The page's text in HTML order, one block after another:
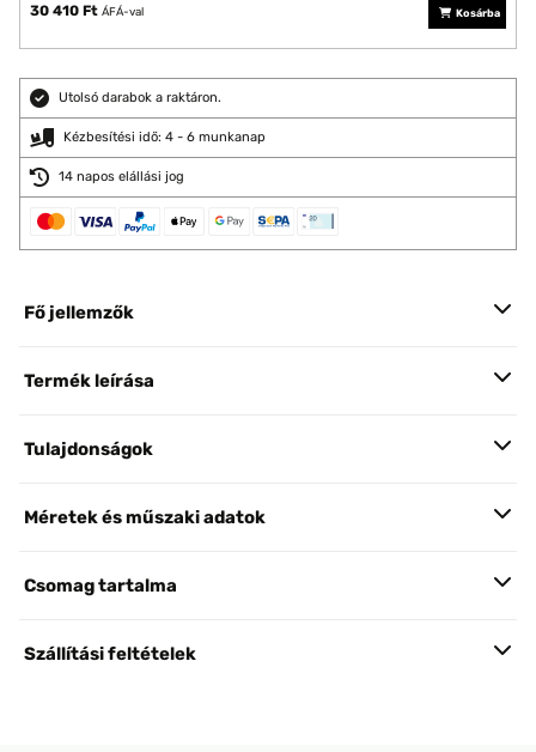
30 410 Ft ÁFÁ-val Kosárba
Utolsó darabok a raktáron.
Kézbesítési idő: 4 - 6 munkanap
14 napos elállási jog
Fő jellemzők
Termék leírása
Tulajdonságok
Méretek és műszaki adatok
Csomag tartalma
Szállítási feltételek